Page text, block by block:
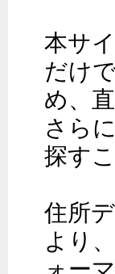
本サ
だけ
め、
さら
探す
住所
より